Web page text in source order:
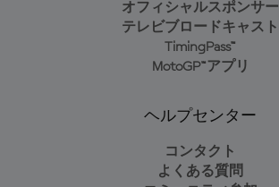
オフィシャルスポンサー
テレビブロードキャスト
TimingPass™
MotoGP™アプリ
ヘルプセンター
コンタクト
よくある質問